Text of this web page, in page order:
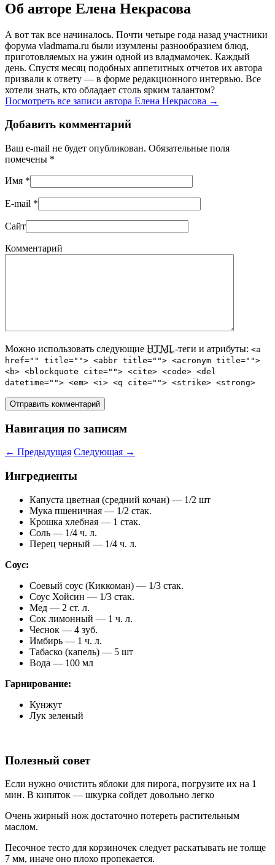
Об авторе Елена Некрасова
А вот так все начиналось. Почти четыре года назад участники
форума vladmama.ru были изумлены разнообразием блюд,
приготовляемых на ужин одной из владмамочек. Каждый
день. Спустя месяц подобных аппетитных отчетов их автора
призвали к ответу — в форме редакционного интервью. Все
хотели знать, кто обладает столь ярким талантом?
Посмотреть все записи автора Елена Некрасова →
Добавить комментарий
Ваш e-mail не будет опубликован. Обязательные поля
помечены *
Имя *
E-mail *
Сайт
Комментарий
Можно использовать следующие HTML-теги и атрибуты: <a
href="" title=""> <abbr title=""> <acronym title="">
<b> <blockquote cite=""> <cite> <code> <del
datetime=""> <em> <i> <q cite=""> <strike> <strong>
Навигация по записям
← Предыдущая Следующая →
Ингредиенты
Капуста цветная (средний кочан) — 1/2 шт
Мука пшеничная — 1/2 стак.
Крошка хлебная — 1 стак.
Соль — 1/4 ч. л.
Перец черный — 1/4 ч. л.
Соус:
Соевый соус (Киккоман) — 1/3 стак.
Соус Хойсин — 1/3 стак.
Мед — 2 ст. л.
Сок лимонный — 1 ч. л.
Чеснок — 4 зуб.
Имбирь — 1 ч. л.
Табаско (капель) — 5 шт
Вода — 100 мл
Гарнирование:
Кунжут
Лук зеленый
Полезный совет
Если нужно очистить яблоки для пирога, погрузите их на 1
мин. В кипяток — шкурка сойдет довольно легко
Очень жирный нож достаточно потереть растительным
маслом.
Песочное тесто для корзиночек следует раскатывать не толще
7 мм, иначе оно плохо пропекается.